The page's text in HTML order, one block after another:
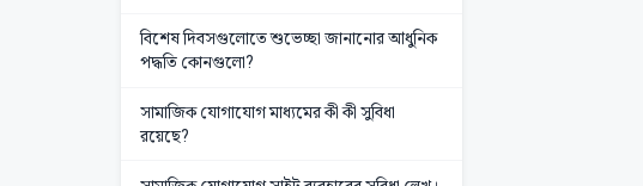
বিশেষ দিবসগুলোতে শুভেচ্ছা জানানোর আধুনিক
পদ্ধতি কোনগুলো?
সামাজিক যোগাযোগ মাধ্যমের কী কী সুবিধা
রয়েছে?